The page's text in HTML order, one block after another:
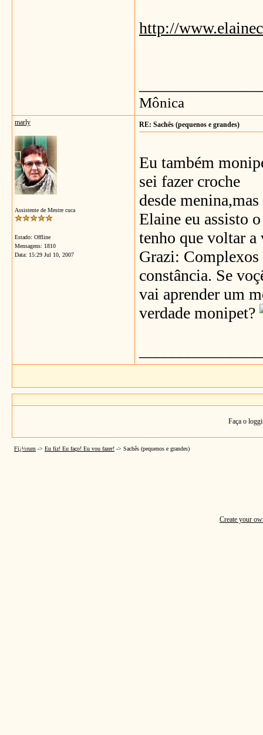
http://
Mônica
marly
Assistente de Mestre cuca
Estado: Offline
Mensagens: 1810
Data: 15:29 Jul 10, 2007
RE: Sachês (pequenos e grandes)
Eu também
sei fazer croche
desde
Elaine eu assisto
tenho que voltar
Grazi: Complexos
constância. Se
vai aprender um
verdade monipet?
Faça o
Fï¿½rum -> Eu fiz! Eu faço! Eu vou fazer! -> Sachês (pequenos e grandes)
Create your